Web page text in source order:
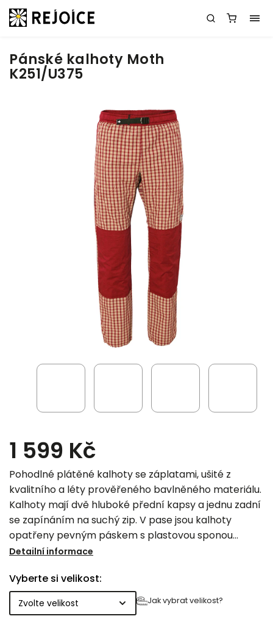
Pánské kalhoty Moth
K251/U375
1 599 Kč
Pohodlné plátěné kalhoty se záplatami, ušité z
kvalitního a léty prověřeného bavlněného materiálu.
Kalhoty mají dvě hluboké přední kapsy a jednu zadní
se zapínáním na suchý zip. V pase jsou kalhoty
opatřeny pevným páskem s plastovou sponou
NEXUS na stahování a pro větší pohodlí ještě
tunýlkem s pružnou kulatou gumou a samosvorkou
na stahování pro pohodlnější úpravu nohavic.
Většina švů je pro jejich pevnost zdvojená. Aby se při
Detailní informace
Vyberte si velikost:
Jak vybrat velikost?